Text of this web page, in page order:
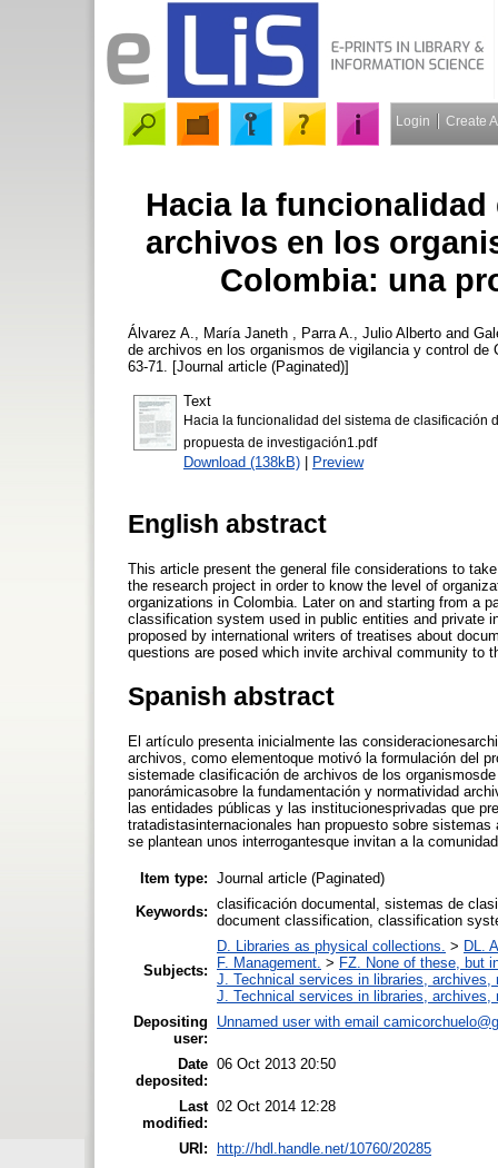
Login Create
Hacia la
archivos en los
Colombia: una
Álvarez A., María Janeth Parra A., Julio Alberto and
de archivos en los organismos de vigilancia y control
63-71. [Journal article (Paginated)]
Text
Hacia la funcionalidad del sistema de clasificación
propuesta de investigación1.pdf
Download (138kB) | Preview
English abstract
This article present the general file considerations to
the research project in order to know the level of
organizations in Colombia. Later on and starting from a
classification system used in public entities and private
proposed by international writers of treatises about
questions are posed which invite archival community to
Spanish abstract
El artículo presenta inicialmente las
archivos, como elementoque motivó la formulación del
sistemade clasificación de archivos de los
panorámicasobre la fundamentación y normatividad
las entidades públicas y las institucionesprivadas que
tratadistasinternacionales han propuesto sobre
se plantean unos interrogantesque invitan a la
Item type: Journal article (Paginated)
Keywords: clasificación documental, sistemas de
document classification, classification
Subjects:
D. Libraries as physical collections. > DL.
F. Management. > FZ. None of these, but
J. Technical services in libraries, archives,
J. Technical services in libraries, archives,
Depositing
user:
Unnamed user with email
Date
deposited:
06 Oct 2013 20:50
Last
modified:
02 Oct 2014 12:28
URI: http://hdl.handle.net/10760/20285